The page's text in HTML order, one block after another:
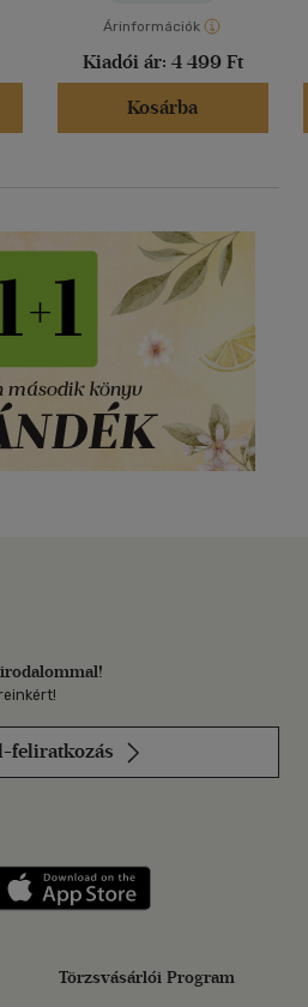
Árinformációk
Kiadói ár: 4 499 Ft
Kosárba
feliratkozás
ona LinkedInen
applikáció Szerezd meg: Google
Törzsvásárlói Program